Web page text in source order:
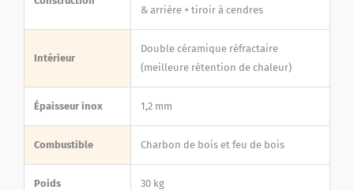
& arrière + tiroir à cendres
Intérieur
Double céramique réfractaire
(meilleure rétention de chaleur)
Épaisseur inox 1,2 mm
Combustible Charbon de bois et feu de bois
Poids 30 kg